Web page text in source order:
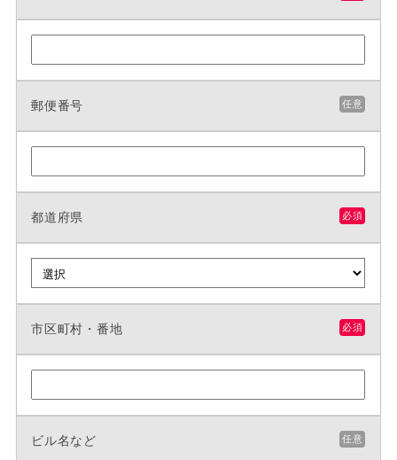
郵便番号 任意
都道府県 必須
市区町村・番地 必須
ビル名など 任意